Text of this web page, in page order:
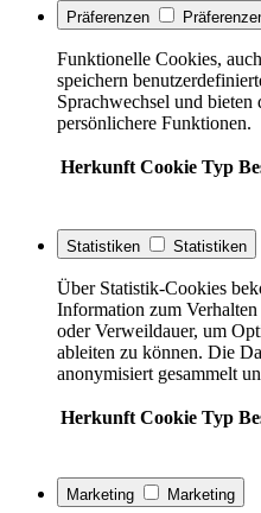
Präferenzen
Funktionelle Cookies,
speichern
Sprachwechsel und bieten
persönlichere Funktionen.
Herkunft Cookie Typ
Statistiken Statistiken
Über Statistik-Cookies
Information zum
oder Verweildauer, um
ableiten zu können. Die
anonymisiert gesammelt
Herkunft Cookie Typ
Marketing Marketing